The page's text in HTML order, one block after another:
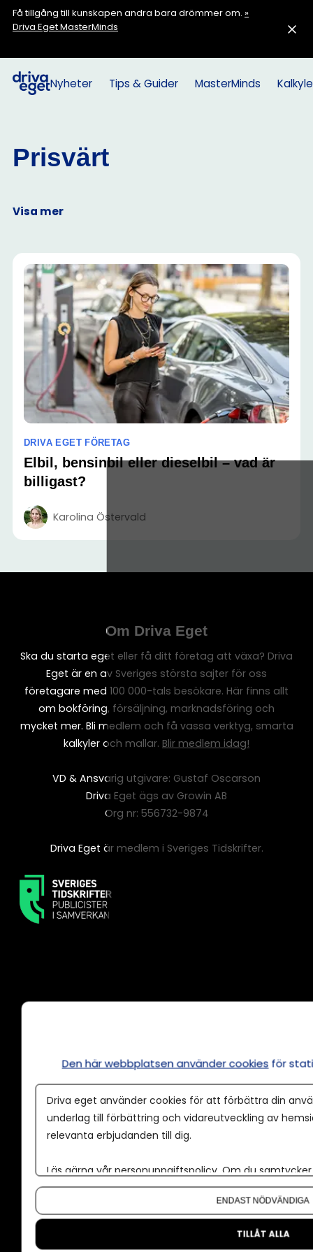
Få tillgång till kunskapen andra bara drömmer om. »
Driva Eget MasterMinds
Nyheter Tips & Guider MasterMinds
Prisvärt
Visa mer
DRIVA EGET FÖRETAG
Elbil, bensinbil eller dieselbil – vad är
billigast?
Karolina Östervald
Om Driva Eget
Ska du starta eget eller få ditt företag att växa? Driva
Eget är en av Sveriges största sajter för oss
företagare med 100 000-tals besökare. Här finns allt
om bokföring, försäljning, marknadsföring och
mycket mer. Bli medlem och få vassa verktyg, smarta
kalkyler och mallar. Blir medlem idag!
VD & Ansvarig utgivare: Gustaf Oscarson
Driva Eget ägs av Growin AB
Org nr: 556732-9874
Driva Eget är medlem i Sveriges Tidskrifter.
Våra användarvillkor
Policy för AI
Annonspolicy
Tillgänglighet
Om oss
Den här webbplatsen använder cookies för
Driva eget använder cookies för att förbättra din
underlag till förbättring och vidareutveckling av
relevanta erbjudanden till dig.
Läs gärna vår personuppgiftspolicy. Om du
Om du vill ändra ditt val i efterhand hittar du den
ENDAST NÖDVÄNDIGA
TILLÅT ALLA